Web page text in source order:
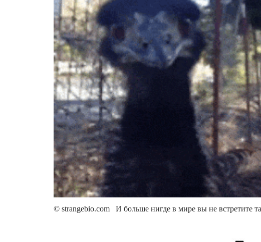
© strangebio.com И больше нигде в мире вы не встретите